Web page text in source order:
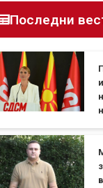
Последни